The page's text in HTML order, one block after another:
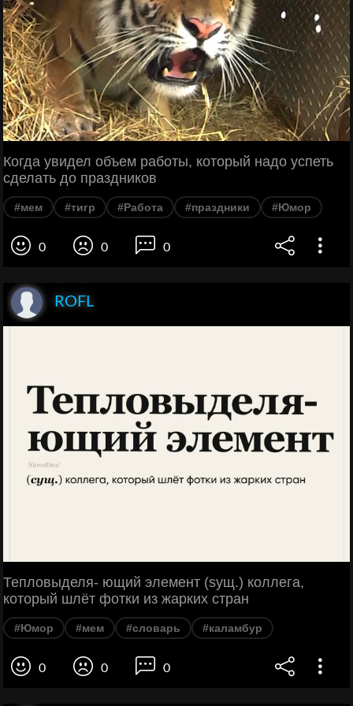
Когда увидел объем работы, который надо успеть
сделать до праздников
#мем #тигр #Работа #праздники #Юмор
0 0 0
ROFL
Тепловыделя- ющий элемент (sущ.) коллега,
который шлёт фотки из жарких стран
#Юмор #мем #словарь #каламбур
0 0 0